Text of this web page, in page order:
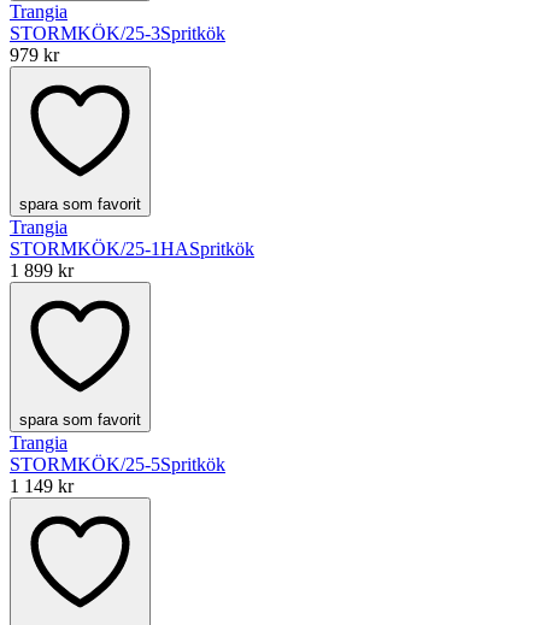
Trangia
STORMKÖK/25-3Spritkök
979 kr
spara som favorit
Trangia
STORMKÖK/25-1HASpritkök
1 899 kr
spara som favorit
Trangia
STORMKÖK/25-5Spritkök
1 149 kr